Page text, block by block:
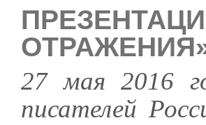
27 мая 2016
писателей